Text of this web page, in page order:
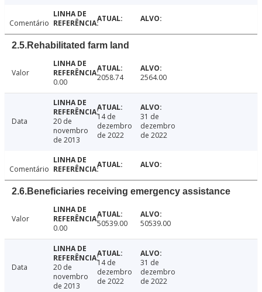
Comentário
2.5.Rehabilitated farm land
Valor
0.00
2058.74 2564.00
Data
20 de
novembro
de 2013
14 de
dezembro
de 2022
31 de
dezembro
de 2022
Comentário
2.6.Beneficiaries receiving emergency assistance
Valor
0.00
50539.00 50539.00
Data
20 de
novembro
de 2013
14 de
dezembro
de 2022
31 de
dezembro
de 2022